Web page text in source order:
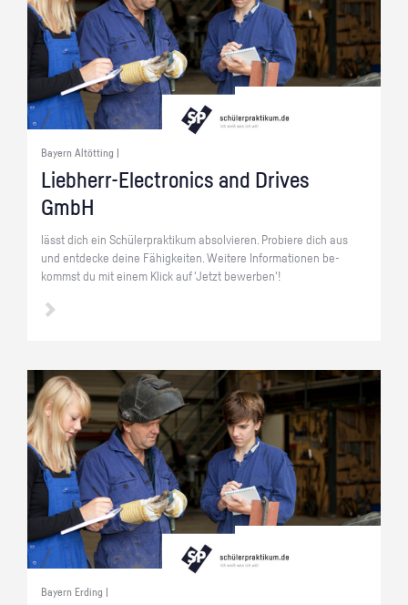
Bayern Altötting |
Lieb­herr-Elec­tro­nics and Dri­ves
GmbH
lässt dich ein Schü­ler­prak­ti­kum ab­sol­vie­ren. Pro­bie­re dich aus
und ent­de­cke deine Fä­hig­kei­ten. Wei­te­re In­for­ma­tio­nen be­
kommst du mit einem Klick auf 'Jetzt be­wer­ben'!
Bayern Erding |